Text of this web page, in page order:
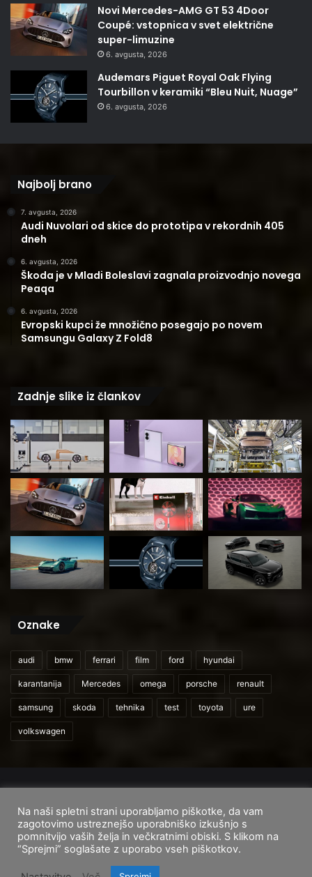
Novi Mercedes-AMG GT 53 4Door
Coupé: vstopnica v svet električne
super-limuzine
6. avgusta, 2026
Audemars Piguet Royal Oak Flying
Tourbillon v keramiki “Bleu Nuit, Nuage”
6. avgusta, 2026
Najbolj brano
7. avgusta, 2026
Audi Nuvolari od skice do prototipa v rekordnih 405
dneh
6. avgusta, 2026
Škoda je v Mladi Boleslavi zagnala proizvodnjo novega
Peaqa
6. avgusta, 2026
Evropski kupci že množično posegajo po novem
Samsungu Galaxy Z Fold8
Zadnje slike iz člankov
Oznake
audi bmw ferrari film ford hyundai
karantanija Mercedes omega porsche renault
samsung skoda tehnika test toyota ure
volkswagen
Domov
O nas Cenik storitev Pogoji uporabe
FacebookInstagram
TikTok
Na naši spletni strani uporabljamo piškotke, da vam
zagotovimo ustreznejšo uporabniško izkušnjo s
pomnitvijo vaših želja in večkratnimi obiski. S klikom na
“Sprejmi” soglašate z uporabo vseh piškotkov.